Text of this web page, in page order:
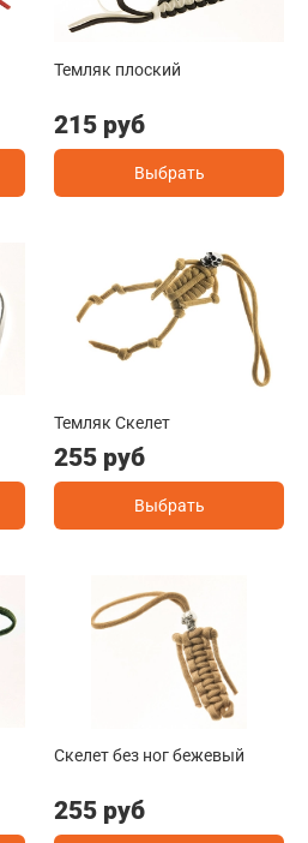
Темляк плоский
215 руб
Выбрать
Темляк Скелет
255 руб
Выбрать
Скелет без ног бежевый
255 руб